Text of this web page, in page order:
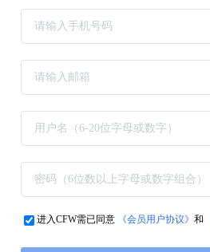
进入CFW需已同意 《会员用户协议》 和